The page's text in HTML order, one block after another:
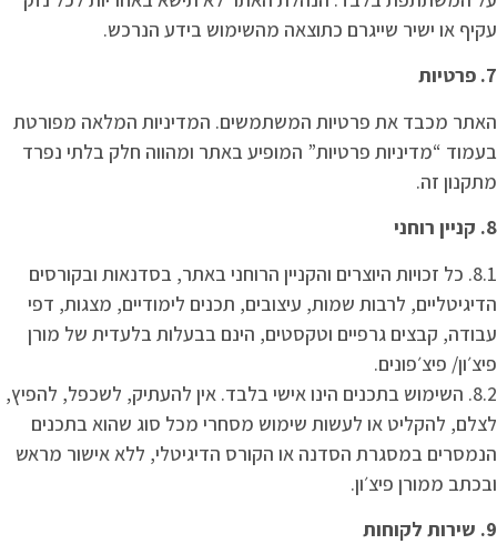
עקיף או ישיר שייגרם כתוצאה מהשימוש בידע הנרכש.
7. פרטיות
האתר מכבד את פרטיות המשתמשים. המדיניות המלאה מפורטת
בעמוד “מדיניות פרטיות” המופיע באתר ומהווה חלק בלתי נפרד
מתקנון זה.
8. קניין רוחני
8.1. כל זכויות היוצרים והקניין הרוחני באתר, בסדנאות ובקורסים
הדיגיטליים, לרבות שמות, עיצובים, תכנים לימודיים, מצגות, דפי
עבודה, קבצים גרפיים וטקסטים, הינם בבעלות בלעדית של מורן
פיצ׳ון/ פיצ׳פונים.
8.2. השימוש בתכנים הינו אישי בלבד. אין להעתיק, לשכפל, להפיץ,
לצלם, להקליט או לעשות שימוש מסחרי מכל סוג שהוא בתכנים
הנמסרים במסגרת הסדנה או הקורס הדיגיטלי, ללא אישור מראש
ובכתב ממורן פיצ׳ון.
9. שירות לקוחות